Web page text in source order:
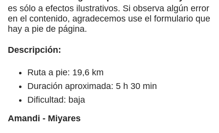
es sólo a efectos ilustrativos. Si observa algún error
en el contenido, agradecemos use el formulario que
hay a pie de página.
Descripción:
Ruta a pie: 19,6 km
Duración aproximada: 5 h 30 min
Dificultad: baja
Amandi - Miyares